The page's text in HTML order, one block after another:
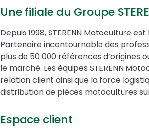
Une filiale du Groupe
Depuis 1998, STERENN Motoculture
Partenaire incontournable des
plus de 50 000 références d’origines
le marché. Les équipes STERENN
relation client ainsi que la force
distribution de pièces motocultures
Espace client